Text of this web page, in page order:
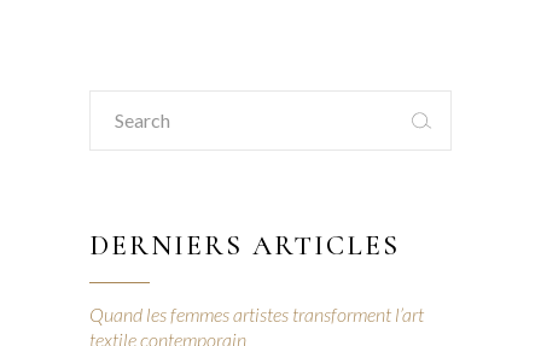
Search
for:
DERNIERS ARTICLES
Quand les femmes artistes transforment l’art
textile contemporain